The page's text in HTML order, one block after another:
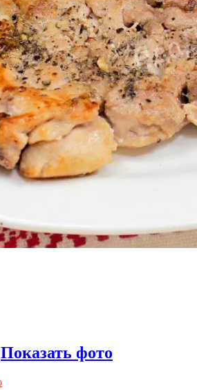
Показать фото